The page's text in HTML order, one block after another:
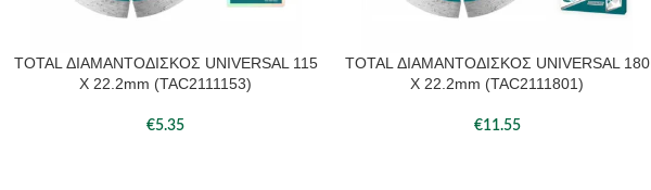
ΠΡΟΣΘΉΚΗ ΣΤΟ ΚΑΛΆΘΙ
TOTAL ΔΙΑΜΑΝΤΟΔΙΣΚΟΣ UNIVERSAL 115
Χ 22.2mm (TAC2111153)
€5.35
ΠΡΟΣΘΉΚΗ ΣΤΟ ΚΑΛΆΘΙ
TOTAL ΔΙΑΜΑΝΤΟΔΙΣΚΟΣ UNIVERSAL 180
Χ 22.2mm (TAC2111801)
€11.55